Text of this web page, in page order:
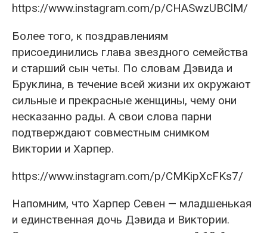
https://www.instagram.com/p/CHASwzUBClM/
Более того, к поздравлениям
присоединились глава звездного семейства
и старший сын четы. По словам Дэвида и
Бруклина, в течение всей жизни их окружают
сильные и прекрасные женщины, чему они
несказанно рады. А свои слова парни
подтверждают совместным снимком
Виктории и Харпер.
https://www.instagram.com/p/CMKipXcFKs7/
Напомним, что Харпер Севен — младшенькая
и единственная дочь Дэвида и Виктории.